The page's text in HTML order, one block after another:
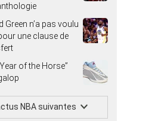
Green n’a pas voulu
une clause de
of the Horse”
NBA suivantes